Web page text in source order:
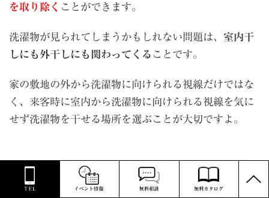
を取り除く ことができます。
洗濯物が見られてしまうかもしれない問題は、 室内干
しにも外干しにも関わってくる ことです。
家の敷地の外から洗濯物に向けられる視線だけではな
く、来客時に室内から洗濯物に向けられる視線を気に
せず洗濯物を干せる場所を選ぶことが大切ですよ。
TOP